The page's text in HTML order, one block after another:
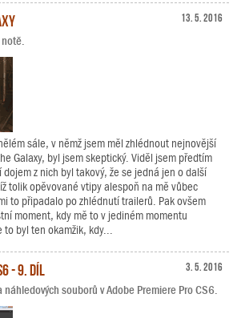
13. 5. 2016
sále, v němž jsem měl zhlédnout nejnovější
Galaxy, byl jsem skeptický. Viděl jsem předtím
z nich byl takový, že se jedná jen o další
tolik opěvované vtipy alespoň na mě vůbec
to připadalo po zhlédnutí trailerů. Pak ovšem
moment, kdy mě to v jediném momentu
byl ten okamžik, kdy...
3. 5. 2016
- 9. díl
souborů v Adobe Premiere Pro CS6.